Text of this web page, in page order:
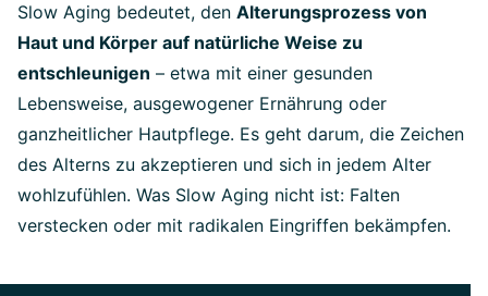
Slow Aging bedeutet, den Alterungsprozess von
Haut und Körper auf natürliche Weise zu
entschleunigen – etwa mit einer gesunden
Lebensweise, ausgewogener Ernährung oder
ganzheitlicher Hautpflege. Es geht darum, die Zeichen
des Alterns zu akzeptieren und sich in jedem Alter
wohlzufühlen. Was Slow Aging nicht ist: Falten
verstecken oder mit radikalen Eingriffen bekämpfen.